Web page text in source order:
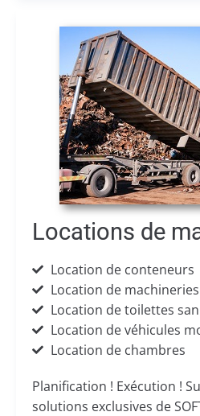
Locations de
Location de conteneurs
Location de
Location de toilettes
Location de véhicules
Location de chambres
Planification ! Exécution !
solutions exclusives de